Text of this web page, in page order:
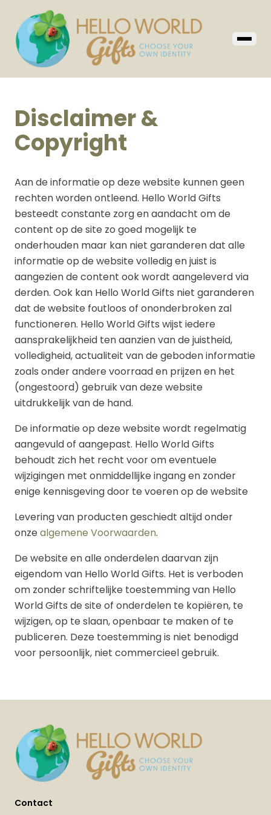
Disclaimer &
Copyright
Aan de informatie op deze website kunnen geen
rechten worden ontleend. Hello World Gifts
besteedt constante zorg en aandacht om de
content op de site zo goed mogelijk te
onderhouden maar kan niet garanderen dat alle
informatie op de website volledig en juist is
aangezien de content ook wordt aangeleverd via
derden. Ook kan Hello World Gifts niet garanderen
dat de website foutloos of ononderbroken zal
functioneren. Hello World Gifts wijst iedere
aansprakelijkheid ten aanzien van de juistheid,
volledigheid, actualiteit van de geboden informatie
zoals onder andere voorraad en prijzen en het
(ongestoord) gebruik van deze website
uitdrukkelijk van de hand.
De informatie op deze website wordt regelmatig
aangevuld of aangepast. Hello World Gifts
behoudt zich het recht voor om eventuele
wijzigingen met onmiddellijke ingang en zonder
enige kennisgeving door te voeren op de website
Levering van producten geschiedt altijd onder
onze algemene Voorwaarden.
De website en alle onderdelen daarvan zijn
eigendom van Hello World Gifts. Het is verboden
om zonder schriftelijke toestemming van Hello
World Gifts de site of onderdelen te kopiëren, te
wijzigen, op te slaan, openbaar te maken of te
publiceren. Deze toestemming is niet benodigd
voor persoonlijk, niet commercieel gebruik.
Contact